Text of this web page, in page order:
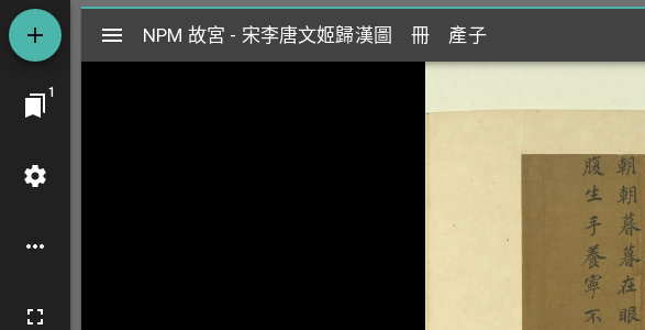
1
Mirador
閱
NPM 故宮 - 宋李唐文姬歸漢圖 冊 產子
NPM 故宮 - 宋李唐文姬歸漢圖 冊 產子